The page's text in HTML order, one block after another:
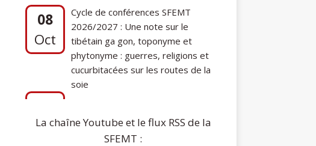
phytonyme : guerres, religions et
cucurbitacées sur les routes de la
soie
17
Communication de Ann Tashi Slater :
From 1920s Tibet to 21st-Century
La chaîne Youtube et le flux RSS de la
SFEMT :